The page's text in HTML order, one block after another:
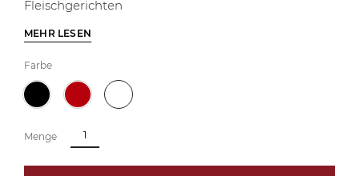
Fleischgerichten
MEHR LESEN
Farbe
Menge